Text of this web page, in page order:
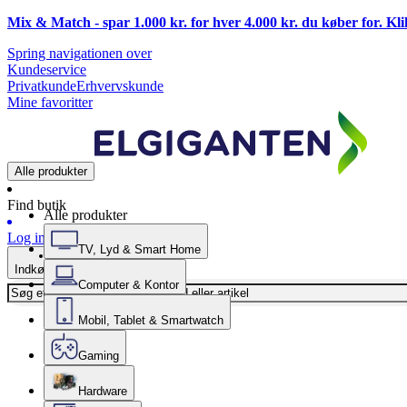
Mix & Match - spar 1.000 kr. for hver 4.000 kr. du køber for.
Spring navigationen over
Kundeservice
PrivatkundeErhvervskunde
Mine favoritter
Alle produkter
Find butik
Log ind
Indkøbskurv
Alle produkter
TV, Lyd & Smart Home
Computer & Kontor
Mobil, Tablet & Smartwatch
Gaming
Hardware